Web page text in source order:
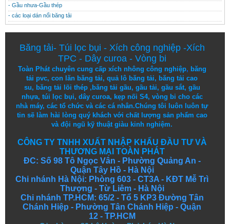
- Gầu nhưa-Gầu thép
- các loại dán nối băng tải
Băng tải- Túi lọc bụi - Xích công nghiệp-Xích
TPC - Dây curoa- Vòng bi
Toàn Phát chuyên cung cấp xích nhông công nghiệp, băng
tải pvc,con lăn băng tải,quả lô băng tải, băng tải cao
su, băng tải lõi thép, băng tải gầu, gầu tải, gầu sắt, gầu
nhựa, túi lọc bụi, dây curoa, kẹp nối S4, vòng bi cho các
nhà máy, các tổ chức và các cá nhân.Chúng tôi luôn luôn tự
tin sẽ làm hài lòng quý khách với chất lượng sảnphẩm cao
vàđội ngũ kỹ thuậtgiàu kinh nghiệm.
CÔNG TY TNHH XUẤT NHẬP KHẨU ĐẦU TƯ VÀ
THƯƠNG MẠI TOÀN PHÁT
ĐC: Số 98 Tô Ngọc Vân - Phường Quảng An -
Quận Tây Hồ - Hà Nội
Chi nhánh Hà Nội: Phòng 603 - CT3A - KĐT Mễ Trì
Thượng - Từ Liêm - Hà Nội
Chi nhánh TP.HCM: 65/2 - Tổ 5 KP3 Đường Tân
Chánh Hiệp - Phường Tân Chánh Hiệp - Quận
12 - TP.HCM